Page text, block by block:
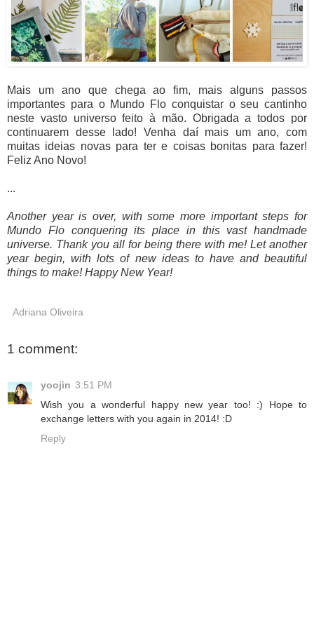
Mais um ano que chega ao fim, mais alguns passos
importantes para o Mundo Flo conquistar o seu cantinho
neste vasto universo feito à mão. Obrigada a todos por
continuarem desse lado! Venha daí mais um ano, com
muitas ideias novas para ter e coisas bonitas para fazer!
Feliz Ano Novo!
...
Another year is over, with some more important steps for
Mundo Flo conquering its place in this vast handmade
universe. Thank you all for being there with me! Let another
year begin, with lots of new ideas to have and beautiful
things to make! Happy New Year!
Adriana Oliveira
1 comment:
yoojin 3:51 PM
Wish you a wonderful happy new year too! :) Hope to
exchange letters with you again in 2014! :D
Reply